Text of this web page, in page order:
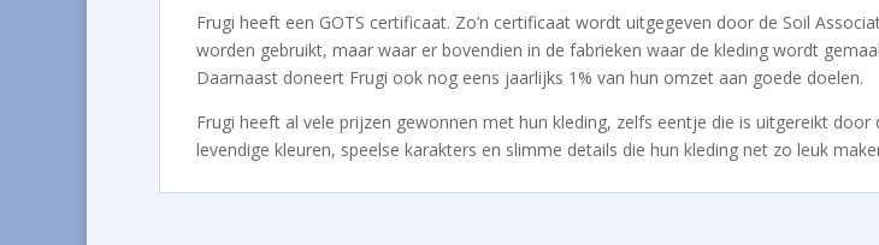
Frugi heeft een GOTS certificaat. Zo’n certificaat wordt uitgegeven door de Soil
worden gebruikt, maar waar er bovendien in de fabrieken waar de kleding wordt
Daarnaast doneert Frugi ook nog eens jaarlijks 1% van hun omzet aan goede doelen.
Frugi heeft al vele prijzen gewonnen met hun kleding, zelfs eentje die is uitgereikt
levendige kleuren, speelse karakters en slimme details die hun kleding net zo leuk